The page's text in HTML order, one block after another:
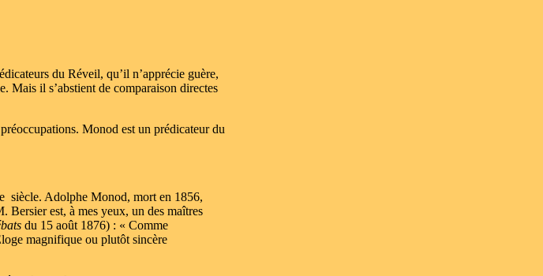
du Réveil, qu’il n’apprécie guère,
Mais il s’abstient de comparaison directes
Monod est un prédicateur du
siècle. Adolphe Monod, mort en 1856,
Bersier est, à mes yeux, un des maîtres
du 15 août 1876) : « Comme
magnifique ou plutôt sincère